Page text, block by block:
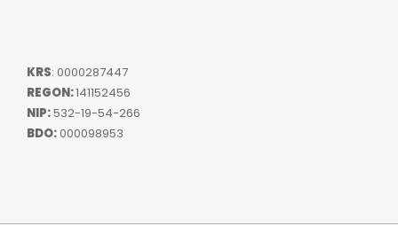
KRS: 0000287447
REGON:141152456
NIP:532-19-54-266
BDO:000098953